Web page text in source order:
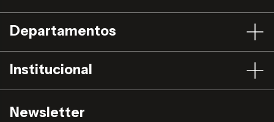
Departamentos
Institucional
Newsletter